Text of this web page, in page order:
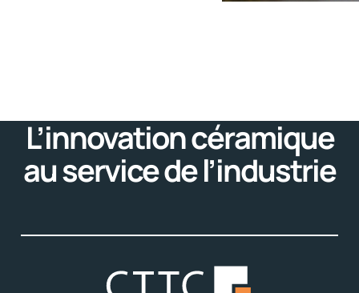
L’innovation céramique
au service de l’industrie